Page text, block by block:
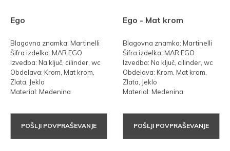
Ego
Blagovna znamka: Martinelli
Šifra izdelka: MAR.EGO
Izvedba: Na ključ, cilinder, wc
Obdelava: Krom, Mat krom,
Zlata, Jeklo
Material: Medenina
POŠLJI POVPRAŠEVANJE
Ego - Mat krom
Blagovna znamka: Martinelli
Šifra izdelka: MAR.EGO
Izvedba: Na ključ, cilinder, wc
Obdelava: Krom, Mat krom,
Zlata, Jeklo
Material: Medenina
POŠLJI POVPRAŠEVANJE